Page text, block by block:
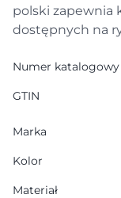
polski zapewnia
dostępnych na
Numer katalogowy
GTIN
Marka
Kolor
Materiał